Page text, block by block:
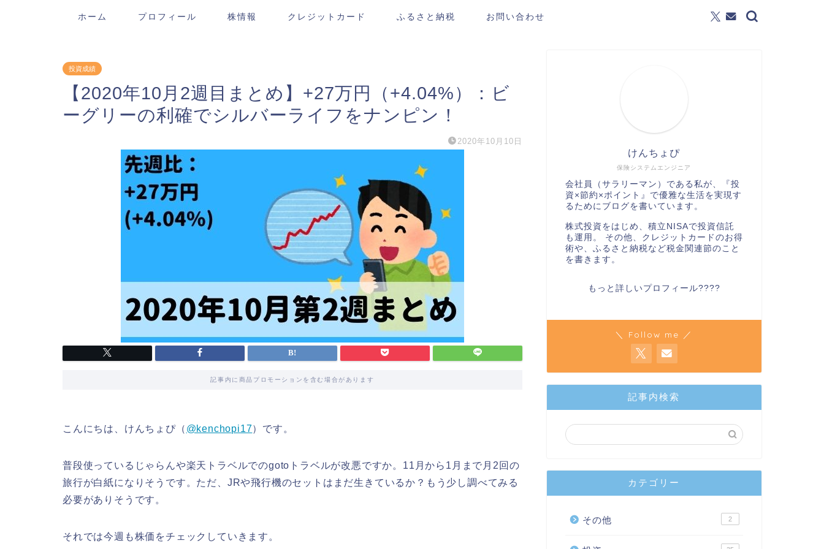
ホーム プロフィール 株情報 クレジットカード ふるさと納税 お問い合わせ
投資成績
【2020年10月2週目まとめ】+27万円（+4.04%）：ビ
ーグリーの利確でシルバーライフをナンピン！
2020年10月10日
記事内に商品プロモーションを含む場合があります
こんにちは、けんちょぴ（ @kenchopi17）です。
普段使っているじゃらんや楽天トラベルでのgotoトラベルが改悪ですか。11月から1月まで月2回の
旅行が白紙になりそうです。ただ、JRや飛行機のセットはまだ生きているか？もう少し調べてみる
必要がありそうです。
それでは今週も株価をチェックしていきます。
保険システムエンジニア
けんちょぴ
会社員（サラリーマン）である私が、『投
資×節約×ポイント』で優雅な生活を実現す
るためにブログを書いています。
株式投資をはじめ、積立NISAで投資信託
も運用。 その他、クレジットカードのお得
術や、ふるさと納税など税金関連節のこと
を書きます。
もっと詳しいプロフィール????
＼ Follow me ／
記事内検索
カテゴリー
その他 2